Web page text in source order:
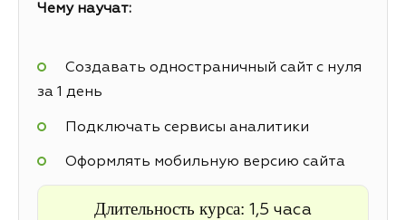
Чему научат:
Создавать одностраничный сайт с нуля
за 1 день
Подключать сервисы аналитики
Оформлять мобильную версию сайта
Длительность курса: 1,5 часа